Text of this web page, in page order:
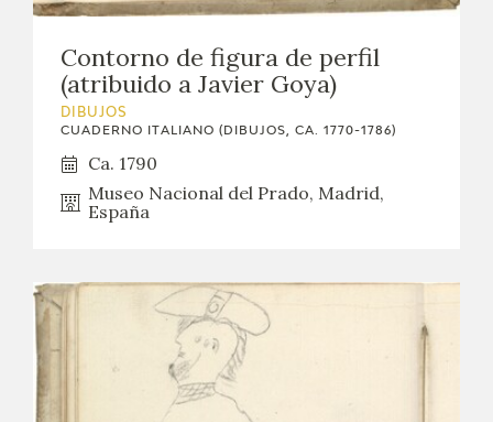
Contorno de figura de perfil
(atribuido a Javier Goya)
DIBUJOS
CUADERNO ITALIANO (DIBUJOS, CA. 1770-1786)
Ca. 1790
Museo Nacional del Prado, Madrid,
España